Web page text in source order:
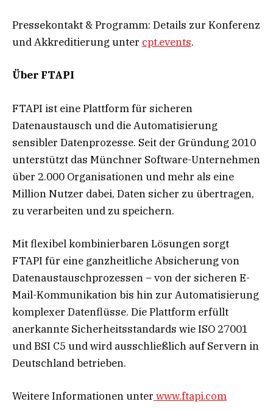
Pressekontakt & Programm: Details zur Konferenz
und Akkreditierung unter cpt.events.
Über FTAPI
FTAPI ist eine Plattform für sicheren
Datenaustausch und die Automatisierung
sensibler Datenprozesse. Seit der Gründung 2010
unterstützt das Münchner Software-Unternehmen
über 2.000 Organisationen und mehr als eine
Million Nutzer dabei, Daten sicher zu übertragen,
zu verarbeiten und zu speichern.
Mit flexibel kombinierbaren Lösungen sorgt
FTAPI für eine ganzheitliche Absicherung von
Datenaustauschprozessen – von der sicheren E-
Mail-Kommunikation bis hin zur Automatisierung
komplexer Datenflüsse. Die Plattform erfüllt
anerkannte Sicherheitsstandards wie ISO 27001
und BSI C5 und wird ausschließlich auf Servern in
Deutschland betrieben.
Weitere Informationen unter www.ftapi.com